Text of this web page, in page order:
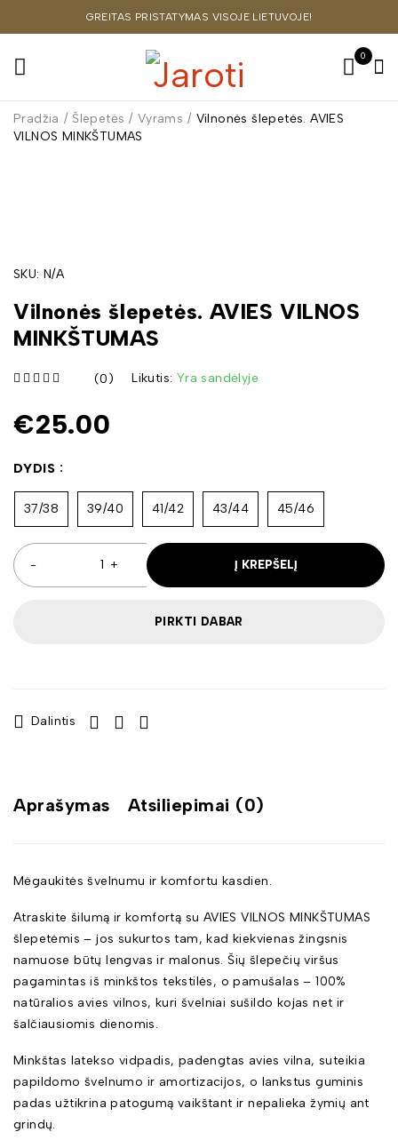
GREITAS PRISTATYMAS VISOJE LIETUVOJE!
0
Pradžia / Šlepetės / Vyrams / Vilnonės šlepetės. AVIES
VILNOS MINKŠTUMAS
SKU: N/A
Vilnonės šlepetės. AVIES VILNOS
MINKŠTUMAS
(0) Likutis: Yra sandėlyje
€25.00
DYDIS
37/38 39/40 41/42 43/44 45/46
Į KREPŠELĮ
PIRKTI DABAR
Dalintis
Aprašymas Atsiliepimai (0)
Mėgaukitės švelnumu ir komfortu kasdien.
Atraskite šilumą ir komfortą su AVIES VILNOS MINKŠTUMAS
šlepetėmis – jos sukurtos tam, kad kiekvienas žingsnis
namuose būtų lengvas ir malonus. Šių šlepečių viršus
pagamintas iš minkštos tekstilės, o pamušalas – 100%
natūralios avies vilnos, kuri švelniai sušildo kojas net ir
šalčiausiomis dienomis.
Minkštas latekso vidpadis, padengtas avies vilna, suteikia
papildomo švelnumo ir amortizacijos, o lankstus guminis
padas užtikrina patogumą vaikštant ir nepalieka žymių ant
grindų.